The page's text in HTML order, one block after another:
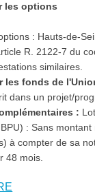
les options
: Hauts-de-
R. 2122-7 du
similaires.
les fonds de
dans un projet/
:
: Sans
à compter de sa
48 mois.